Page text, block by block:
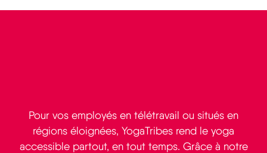
Pour vos employés en télétravail ou situés en
régions éloignées, YogaTribes rend le yoga
accessible partout, en tout temps. Grâce à notre